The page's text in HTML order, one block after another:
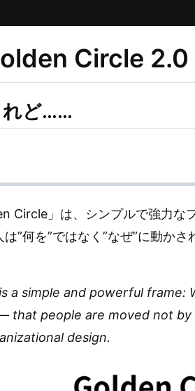
Circle 2.0
れど……
Circle」は、シンプルで強力な
”何を”ではなく”なぜ”に動か
a simple and powerful
that people are moved not
design.